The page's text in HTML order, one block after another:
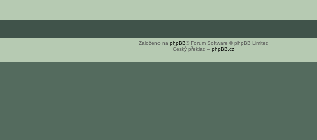
Založeno na phpBB® Forum Software © phpBB Limited
Český překlad – phpBB.cz